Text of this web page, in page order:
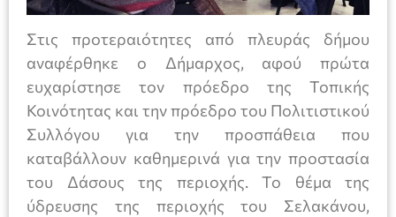
Στις προτεραιότητες από πλευράς δήμου
αναφέρθηκε ο Δήμαρχος, αφού πρώτα
ευχαρίστησε τον πρόεδρο της Τοπικής
Κοινότητας και την πρόεδρο του Πολιτιστικού
Συλλόγου για την προσπάθεια που
καταβάλλουν καθημερινά για την προστασία
του Δάσους της περιοχής. Το θέμα της
ύδρευσης της περιοχής του Σελακάνου,